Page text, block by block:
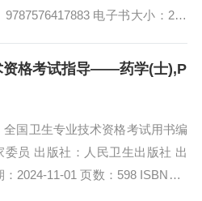
9787576417883 电子书大小：201
资格考试指导——药学(士),P
全国卫生专业技术资格考试用书编
委员 出版社：人民卫生出版社 出
：2024-11-01 页数：598 ISBN：9